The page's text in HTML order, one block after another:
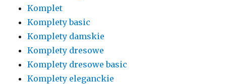
Komplet
Komplety basic
Komplety damskie
Komplety dresowe
Komplety dresowe basic
Komplety eleganckie